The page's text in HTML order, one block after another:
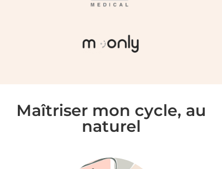
Maîtriser mon cycle, au
naturel